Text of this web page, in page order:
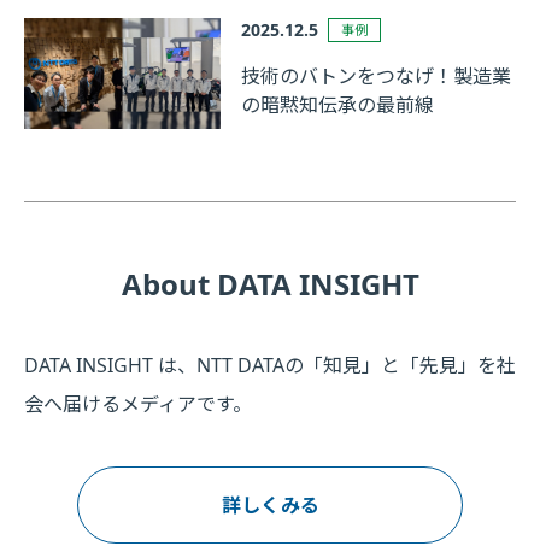
2025.12.5 事例
技術のバトンをつなげ！製造業
の暗黙知伝承の最前線
About DATA INSIGHT
DATA INSIGHT は、NTT DATAの「知見」と「先見」を社
会へ届けるメディアです。
詳しくみる